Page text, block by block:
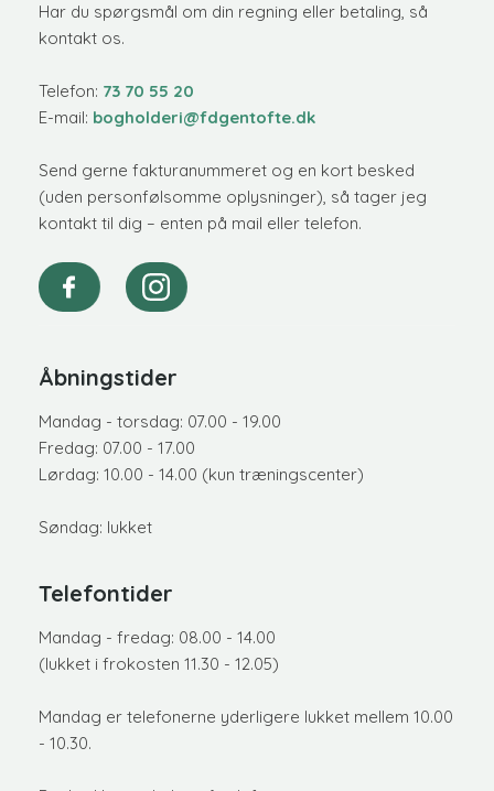
Har du spørgsmål om din regning eller betaling, så
kontakt os.
​Telefon: 73 70 55 20
E-mail: bogholderi@fdgentofte.dk
Send gerne fakturanummeret og en kort besked
(uden personfølsomme oplysninger), så tager jeg
kontakt til dig – enten på mail eller telefon.
Åbningstider
Mandag - torsdag: 07.00 - 19.00
Fredag: 07.00 - 17.00
Lørdag: 10.00 - 14.00 (kun træningscenter)
Søndag: lukket
Telefontider
​Mandag - fredag: 08.00 - 14.00
(lukket i frokosten 11.30 - 12.05)
Mandag er telefonerne yderligere lukket mellem 10.00
- 10.30.